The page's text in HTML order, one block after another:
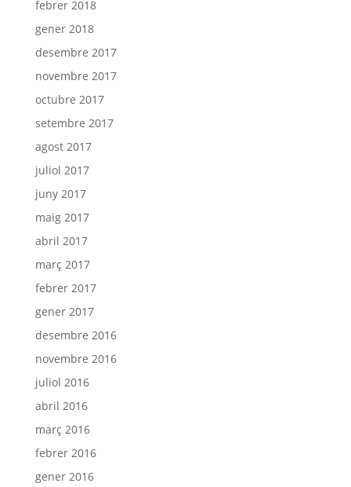
febrer 2018
gener 2018
desembre 2017
novembre 2017
octubre 2017
setembre 2017
agost 2017
juliol 2017
juny 2017
maig 2017
abril 2017
març 2017
febrer 2017
gener 2017
desembre 2016
novembre 2016
juliol 2016
abril 2016
març 2016
febrer 2016
gener 2016